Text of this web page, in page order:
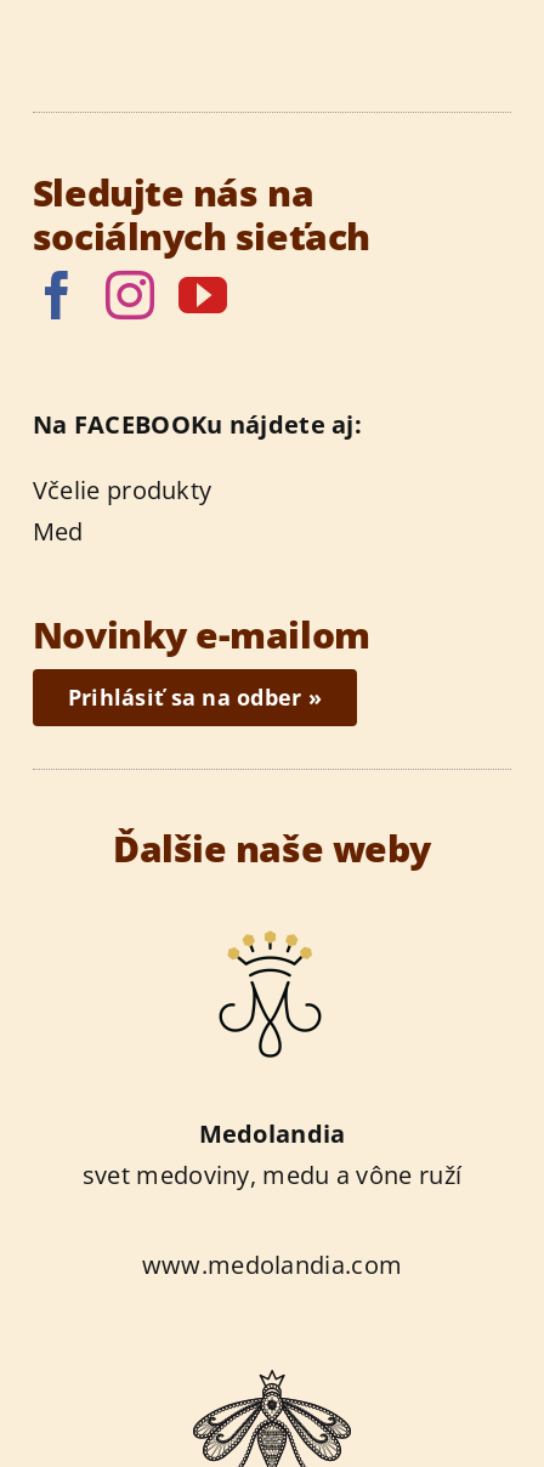
Sledujte nás na
sociálnych sieťach
Na FACEBOOKu nájdete aj:
Včelie produkty
Med
Novinky e-mailom
Prihlásiť sa na odber »
Ďalšie naše weby
Medolandia
svet medoviny, medu a vône ruží
www.medolandia.com